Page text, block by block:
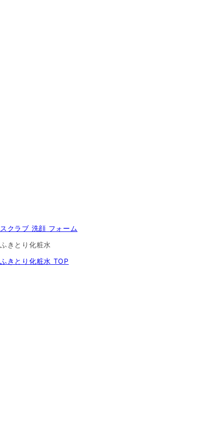
スクラブ 洗顔 フォーム
ふきとり化粧水
ふきとり化粧水 TOP